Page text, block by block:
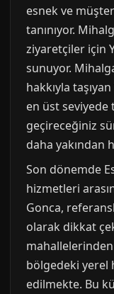
esnek ve
tanınıyor.
ziyaretçiler için
sunuyor.
hakkıyla
en üst seviyede
geçireceğiniz
daha yakından
Son dönemde
hizmetleri
Gonca,
olarak dikkat
bölgedeki yerel
edilmekte. Bu